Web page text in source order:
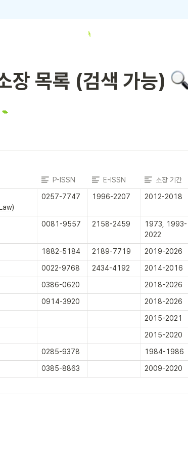
장 목록 (검색 가능)
P-ISSN E-ISSN 소장 기간
0257-7747 1996-2207 2012-2018
0081-9557 2158-2459
1973, 1993-
2022
1882-5184 2189-7719 2019-2026
0022-9768 2434-4192 2014-2016
0386-0620 2018-2026
0914-3920 2018-2026
2015-2021
2015-2020
0285-9378 1984-1986
0385-8863 2009-2020